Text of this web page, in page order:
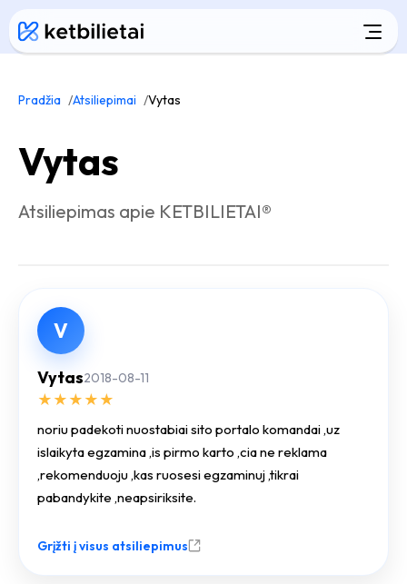
Pradžia Atsiliepimai Vytas
Vytas
Atsiliepimas apie KETBILIETAI®
V
Vytas2018-08-11
★ ★ ★ ★ ★
noriu padekoti nuostabiai sito portalo komandai ,uz
islaikyta egzamina ,is pirmo karto ,cia ne reklama
,rekomenduoju ,kas ruosesi egzaminuj ,tikrai
pabandykite ,neapsiriksite.
Grįžti į visus atsiliepimus